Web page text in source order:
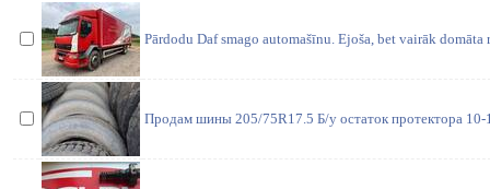
Pārdodu Daf smago automašīnu. Ejoša, bet vairāk domāta
Продам шины 205/75R17.5 Б/у остаток протектора